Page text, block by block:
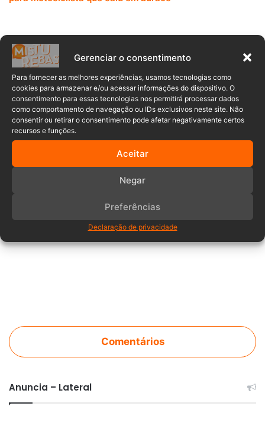
Gerenciar o consentimento
Para fornecer as melhores experiências, usamos tecnologias como
cookies para armazenar e/ou acessar informações do dispositivo. O
consentimento para essas tecnologias nos permitirá processar dados
como comportamento de navegação ou IDs exclusivos neste site. Não
consentir ou retirar o consentimento pode afetar negativamente certos
recursos e funções.
Aceitar
Negar
Preferências
Declaração de privacidade
Posteriormente, o condutor da motocicleta foi atendido
pelo bombeiro e conduzido ao Hospital para atendimento
médico.
Diante dos fatos, foi lavrado o presente boletim de
ocorrência pela guarnição da Polícia Militar no local.
indaial Santa Catarina
Comentários
Anuncia – Lateral